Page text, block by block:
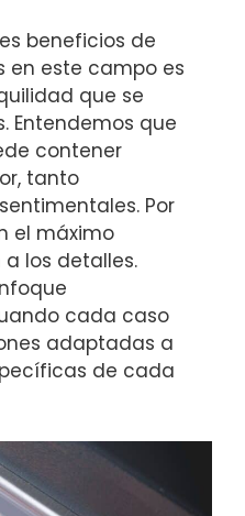
beneficios de
en este campo es
que se
Entendemos que
contener
tanto
Por
el máximo
los detalles.
cada caso
adaptadas a
de cada